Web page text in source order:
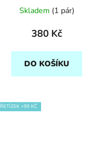
Skladem (1 pár)
380 Kč
DO KOŠÍKU
ŘETÍZEK +99 KČ